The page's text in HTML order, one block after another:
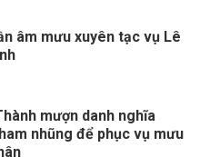
âm mưu xuyên tạc vụ Lê
mượn danh nghĩa
nhũng để phục vụ mưu